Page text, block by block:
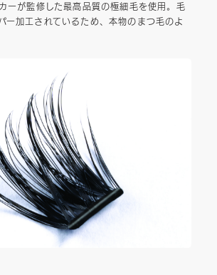
ーが監修した最高品質の極細毛を使用。毛
ー加工されているため、本物のまつ毛のよ